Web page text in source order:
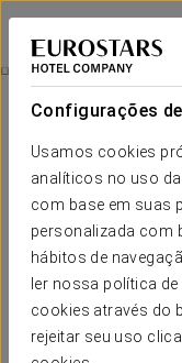
Configurações
Usamos cookies
analíticos no uso
com base em suas
personalizada com
hábitos de
ler nossa política
cookies através do
rejeitar seu uso
Eurostars Sitges
BARCELONA - SITGES
Desconecte Para
75 € per person